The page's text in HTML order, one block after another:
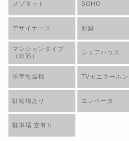
メゾネット SOHO
デザイナーズ 新築
マンションタイプ
（鉄筋）
シェアハウス
浴室乾燥機 TVモニターホン
駐輪場あり エレベータ
駐車場 空有り